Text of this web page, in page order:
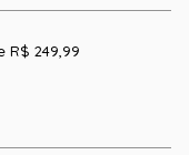
R$ 249,99